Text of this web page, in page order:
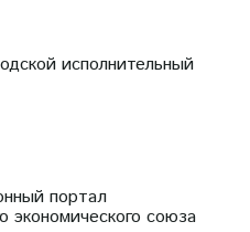
исполнительный
портал
экономического союза